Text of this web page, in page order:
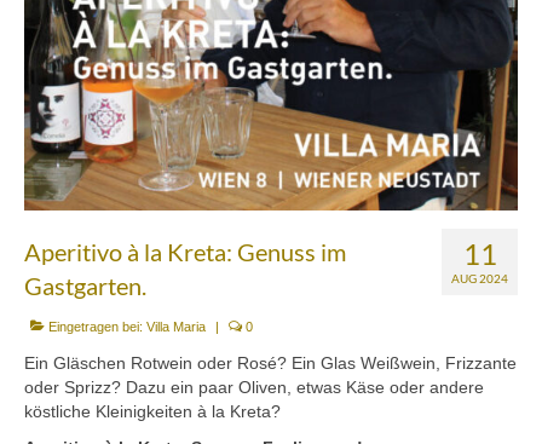
Houdetsi
Portfolio
Speisen
Mittagstisch (DI bis FR, 12.00 bis 14.30 Uhr)
Frühstück (DI bis SA, 10.00 bis 12.00h) &
Mezedes & Salat
Getränke
News
11
AUG 2024
Aperitivo à la Kreta: Genuss im
Gastgarten.
Eingetragen bei: Villa Maria | 0
Ein Gläschen Rotwein oder Rosé? Ein Glas Weißwein, Frizzante
oder Sprizz? Dazu ein paar Oliven, etwas Käse oder andere
köstliche Kleinigkeiten à la Kreta?